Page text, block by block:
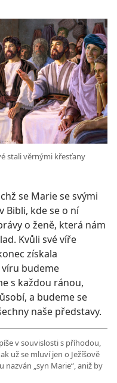
stali věrnými křesťany
se Marie se svými
Bibli, kde se o ní
o ženě, která nám
Kvůli své víře
získala
budeme
s každou ránou,
a budeme se
naše představy.
v souvislosti s příhodou,
už se mluví jen o Ježíšově
nazván „syn Marie“, aniž by